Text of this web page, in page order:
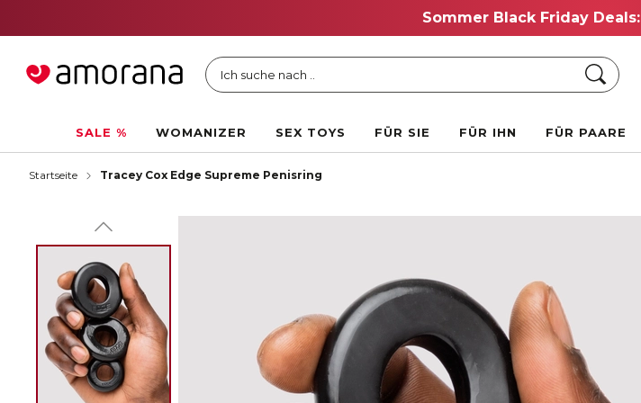
Sommer Black Friday Deals:
Ich suche nach .. Suche
SALE % WOMANIZER SEX TOYS FÜR SIE FÜR IHN FÜR PAARE
Startseite Tracey Cox Edge Supreme Penisring